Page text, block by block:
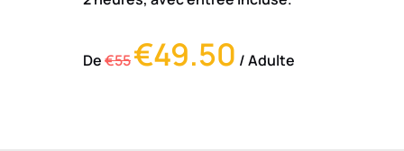
De€55€49.50 / Adulte